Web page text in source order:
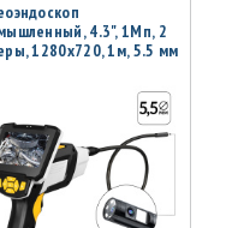
4.3", 1Мп, 2
1280х720, 1м, 5.5 мм